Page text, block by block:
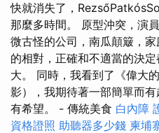
快就消失了，
那麼多時間。 原型沖突，演
微古怪的公司，南瓜顛簸，
的相對，正確和不適當的決
大。 同時，我看到了《偉大
影），我期待著一部簡單而
有希望。 - 傳統美食 白內障
資格證照 助聽器多少錢 柬埔